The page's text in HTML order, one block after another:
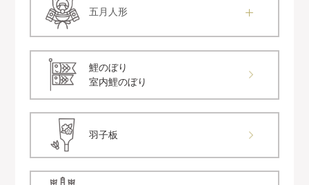
五月人形
鯉のぼり
室内鯉のぼり
羽子板